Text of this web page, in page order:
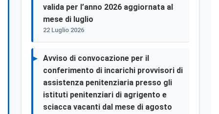
valida per l’anno 2026 aggiornata al
mese di luglio
22 Luglio 2026
Avviso di convocazione per il
conferimento di incarichi provvisori di
assistenza penitenziaria presso gli
istituti penitenziari di agrigento e
sciacca vacanti dal mese di agosto